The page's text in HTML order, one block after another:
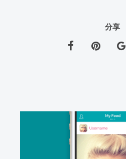
分享